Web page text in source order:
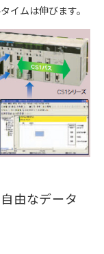
イムは伸びます。
由なデータ